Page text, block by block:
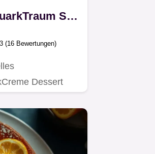
So
(16 Bewertungen)
Dessert